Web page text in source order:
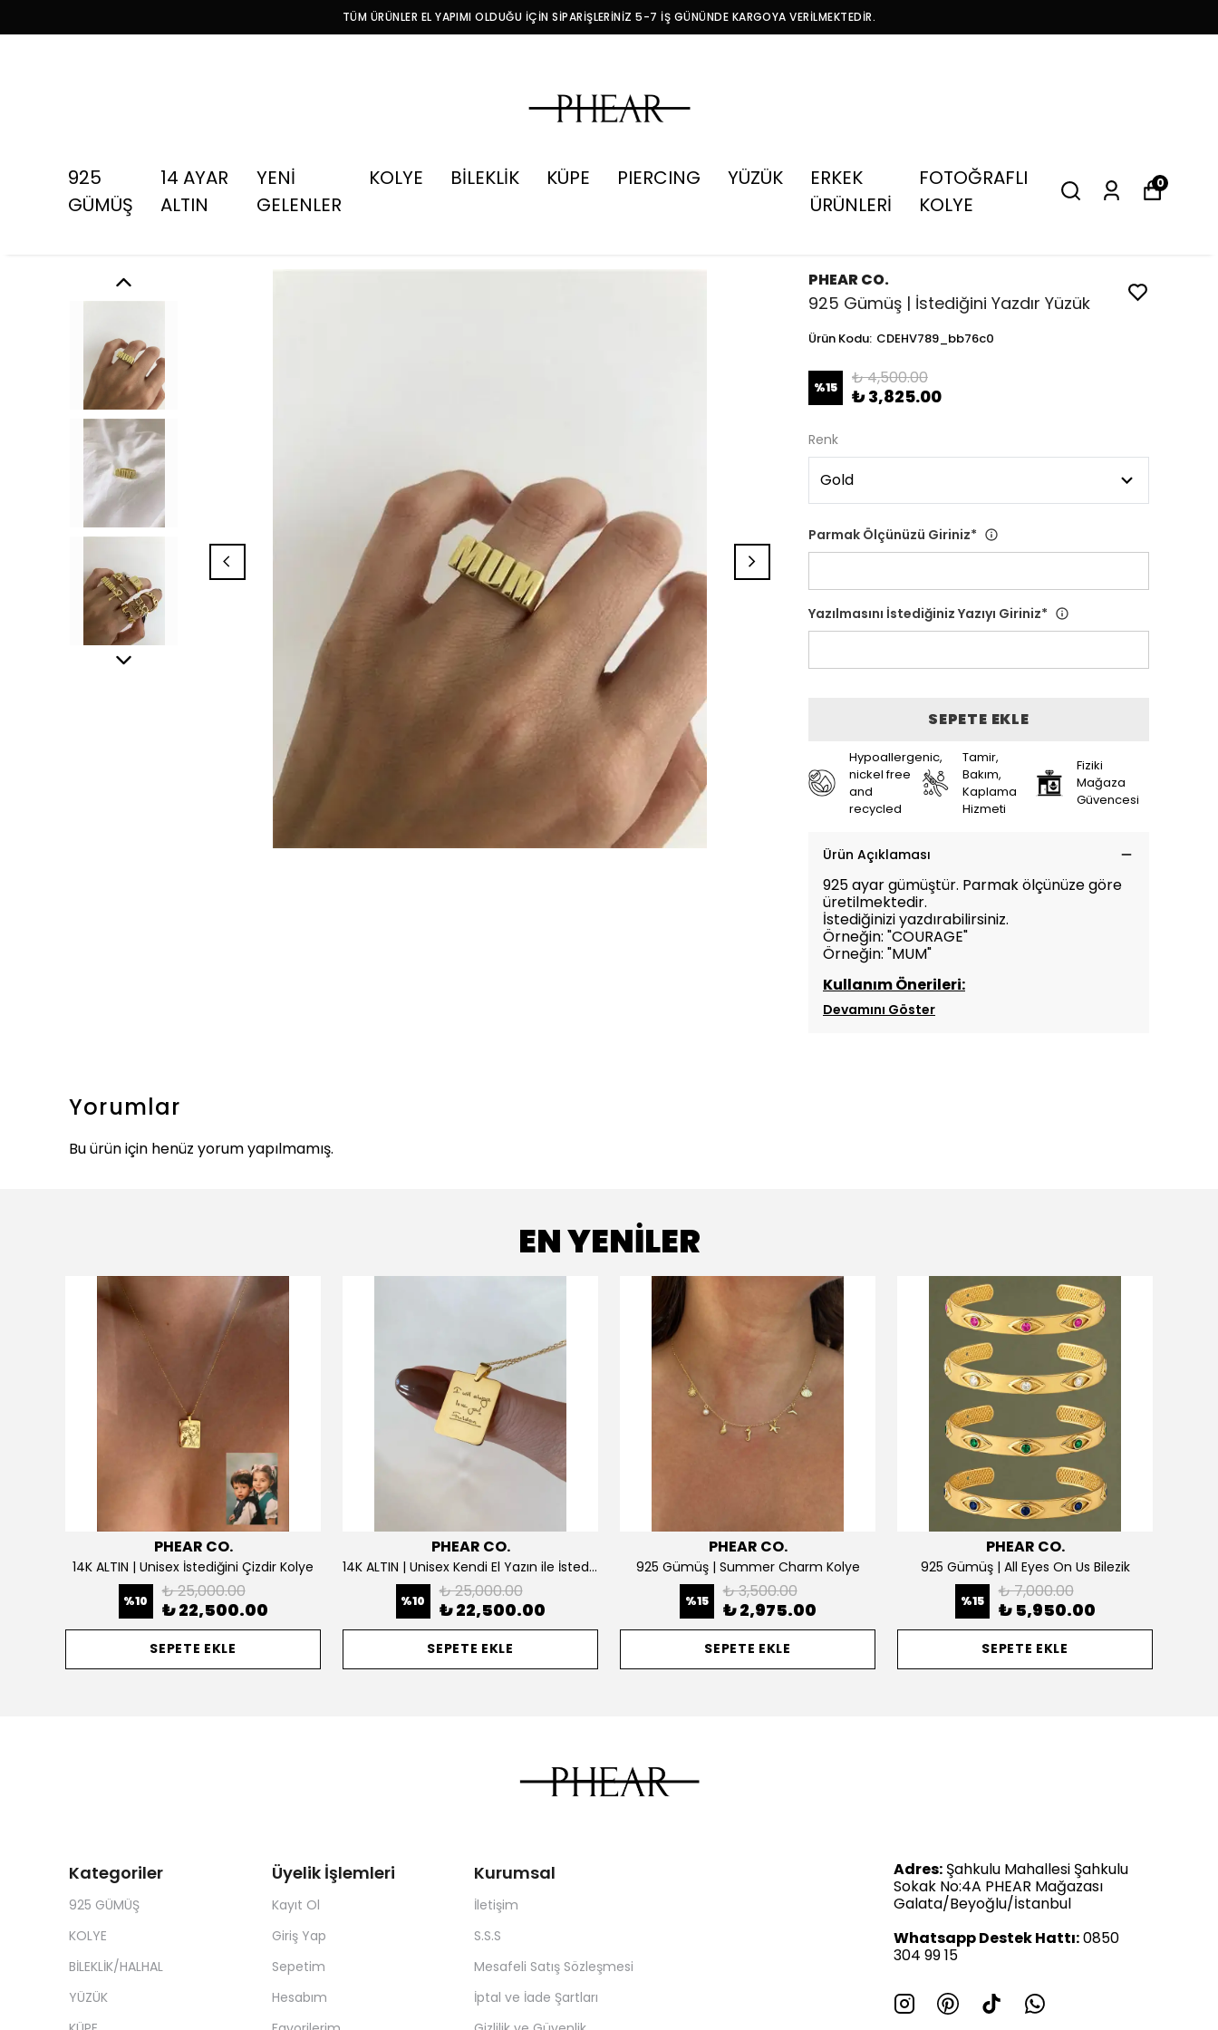
TÜM ÜRÜNLER EL YAPIMI OLDUĞU İÇİN SİPARİŞLERİNİZ 5-7 İŞ GÜNÜNDE KARGOYA VERİLMEKTEDİR.
925
GÜMÜŞ
14 AYAR
ALTIN
YENİ
GELENLER
KOLYE BİLEKLİK KÜPE PIERCING YÜZÜK
ERKEK
ÜRÜNLERİ
FOTOĞRAFLI
KOLYE
0
PHEAR CO.
925 Gümüş | İstediğini Yazdır Yüzük
Ürün Kodu: CDEHV789_bb76c0
%15 ₺ 4,500.00
₺ 3,825.00
Renk
Parmak Ölçünüzü Giriniz*
Yazılmasını İstediğiniz Yazıyı Giriniz*
SEPETE EKLE
Hypoallergenic,
nickel free
and
recycled
Tamir,
Bakım,
Kaplama
Hizmeti
Fiziki
Mağaza
Güvencesi
Ürün Açıklaması
925 ayar gümüştür. Parmak ölçünüze göre
üretilmektedir.
İstediğinizi yazdırabilirsiniz.
Örneğin: "COURAGE"
Örneğin: "MUM"
Kullanım Önerileri:
Devamını Göster
Yorumlar
Bu ürün için henüz yorum yapılmamış.
EN YENİLER
PHEAR CO.
14K ALTIN | Unisex İstediğini Çizdir Kolye
%10 ₺ 25,000.00
₺ 22,500.00
SEPETE EKLE
PHEAR CO.
14K ALTIN | Unisex Kendi El Yazın ile İstediğini Yazdır Plaka Kolye
%10 ₺ 25,000.00
₺ 22,500.00
SEPETE EKLE
PHEAR CO.
925 Gümüş | Summer Charm Kolye
%15 ₺ 3,500.00
₺ 2,975.00
SEPETE EKLE
PHEAR CO.
925 Gümüş | All Eyes On Us Bilezik
%15 ₺ 7,000.00
₺ 5,950.00
SEPETE EKLE
Kategoriler
925 GÜMÜŞ
KOLYE
BİLEKLİK/HALHAL
YÜZÜK
Üyelik İşlemleri
Kayıt Ol
Giriş Yap
Sepetim
Hesabım
Kurumsal
İletişim
S.S.S
Mesafeli Satış Sözleşmesi
İptal ve İade Şartları
Adres: Şahkulu Mahallesi Şahkulu
Sokak No:4A PHEAR Mağazası
Galata/Beyoğlu/İstanbul
Whatsapp Destek Hattı:0850
304 99 15